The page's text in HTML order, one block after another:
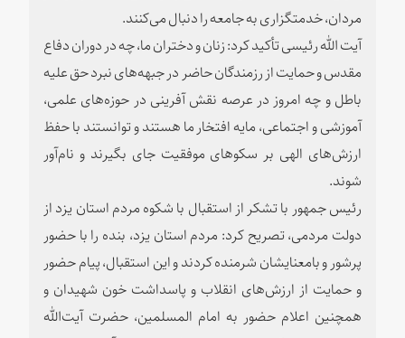
مردان، خدمتگزاری به جامعه را دنبال می‌کنند.
آیت الله رئیسی تأکید کرد: زنان و دختران ما، چه در دوران دفاع
مقدس و حمایت از رزمندگان حاضر در جبهه‌های نبرد حق علیه
باطل و چه امروز در عرصه نقش آفرینی در حوزه‌های علمی،
آموزشی و اجتماعی، مایه افتخار ما هستند و توانستند با حفظ
ارزش‌های الهی بر سکوهای موفقیت جای بگیرند و نام‌آور
شوند.
رئیس جمهور با تشکر از استقبال با شکوه مردم استان یزد از
دولت مردمی، تصریح کرد: مردم استان یزد، بنده را با حضور
پرشور و بامعنایشان شرمنده کردند و این استقبال، پیام حضور
و حمایت از ارزش‌های انقلاب و پاسداشت خون شهیدان و
همچنین اعلام حضور به امام المسلمین، حضرت آیت‌الله